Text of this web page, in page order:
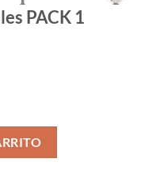
PACK 1